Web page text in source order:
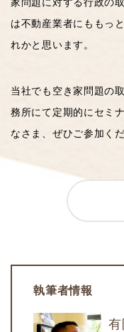
は不動産業者にももっ
れかと思います。
当社でも空き家問題の
務所にて定期的にセミ
なさま、ぜひご参加くだ
執筆者情報